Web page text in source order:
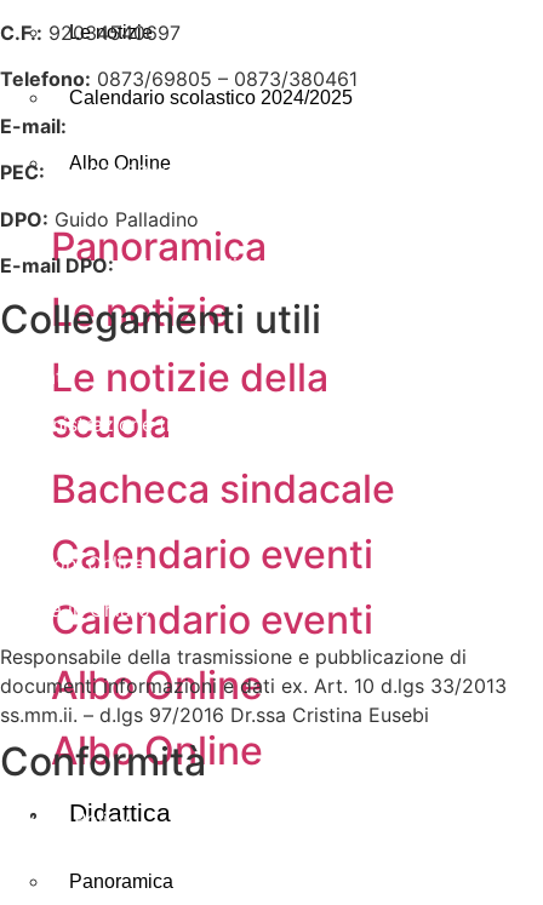
Le notizie
Calendario scolastico 2024/2025
Albo Online
Panoramica
Le notizie
Le notizie della
scuola
Bacheca sindacale
Calendario eventi
Calendario eventi
Albo Online
Albo Online
Didattica
Panoramica
C.F.: 92034540697
Telefono: 0873/69805 – 0873/380461
E-mail:
PEC:
chic83400v@pec.istruzione.it
DPO: Guido Palladino
E-mail DPO: guido.palladino.dpo@gmail.com
Collegamenti utili
Contatti
Amministrazione trasparente
Iscrizioni Online
Scuola in Chiaro
Responsabile della trasmissione e pubblicazione di
documenti informazioni e dati ex. Art. 10 d.lgs 33/2013
ss.mm.ii. – d.lgs 97/2016 Dr.ssa Cristina Eusebi
Conformità
Privacy Policy